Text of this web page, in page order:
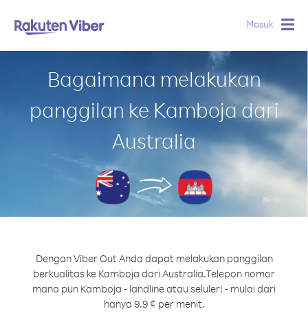
Masuk
Bagaimana melakukan
panggilan ke Kamboja dari
Australia
Dengan Viber Out Anda dapat melakukan panggilan
berkualitas ke Kamboja dari Australia.Telepon nomor
mana pun Kamboja - landline atau seluler! - mulai dari
hanya 9.9 ¢ per menit.